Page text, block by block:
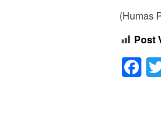
(Humas
Post